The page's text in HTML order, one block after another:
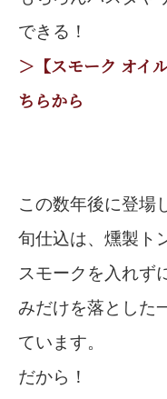
できる！
＞【スモーク オイ
ちらから
この数年後に登場
旬仕込は、燻製ト
スモークを入れず
みだけを落とした
ています。
だから！